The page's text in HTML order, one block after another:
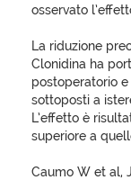
osservato
La riduzione
Clonidina ha
postoperatorio
sottoposti a
L’effetto è
superiore a
Caumo W et al,